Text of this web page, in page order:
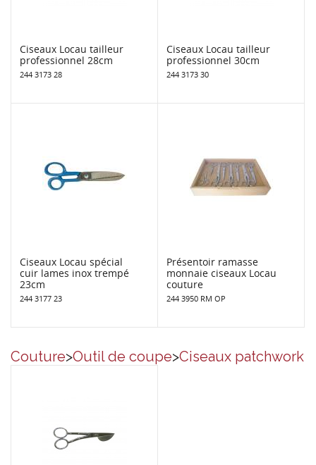
Ciseaux Locau tailleur
professionnel 28cm
244 3173 28
Ciseaux Locau tailleur
professionnel 30cm
244 3173 30
Ciseaux Locau spécial
cuir lames inox trempé
23cm
244 3177 23
Présentoir ramasse
monnaie ciseaux Locau
couture
244 3950 RM OP
Couture>Outil de coupe>Ciseaux patchwork